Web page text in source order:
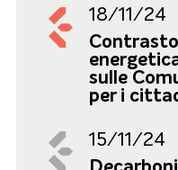
18/11/24
sulle
per i
15/11/24